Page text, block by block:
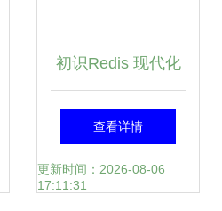
初识Redis 现代化
数据处理与存储服
务探秘
查看详情
更新时间：2026-08-06
17:11:31